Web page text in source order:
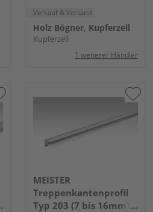
Verkauf & Versand
Holz Bögner, Kupferzell
Kupferzell
1 weiterer Händler
MEISTER
Treppenkantenprofil
Typ 203 (7 bis 16mm)